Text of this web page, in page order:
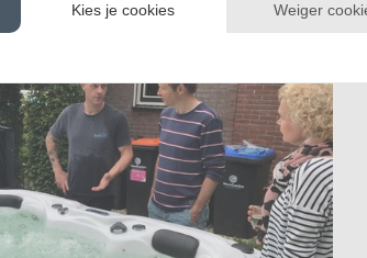
Kies je cookies Weiger